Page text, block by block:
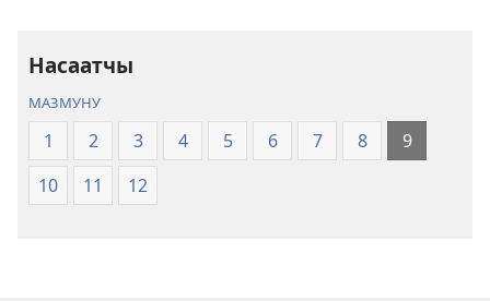
Насаатчы
МАЗМУНУ
1 2 3 4 5 6 7 8
9
10
11 12